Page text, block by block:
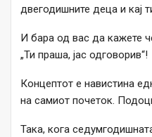
двегодишните деца и кај
И бара од вас да кажете
„Ти праша, јас одговорив“!
Концептот е навистина
на самиот почеток.
Така, кога